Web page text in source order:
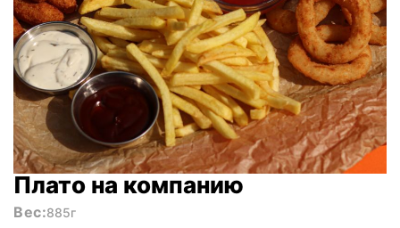
Плато на компанию
Вес:885г